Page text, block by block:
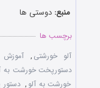
منبع: دوستی ها
برچسب ها
آلو خورشتی ,
دستورپخت خورشت به
خورشت به آلو ,